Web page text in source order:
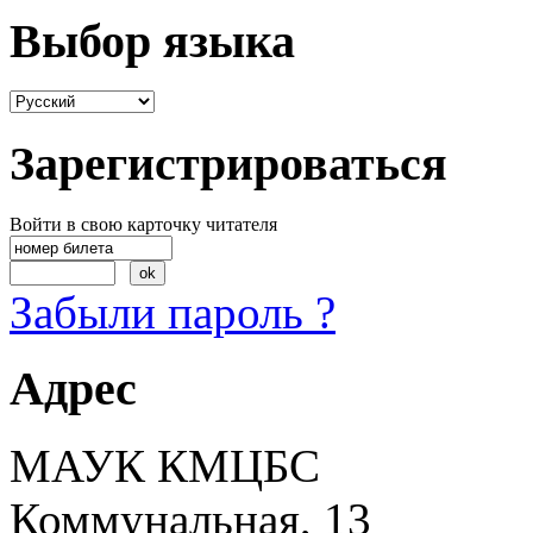
Выбор языка
Зарегистрироваться
Войти в свою карточку читателя
Забыли пароль ?
Адрес
МАУК КМЦБС
Коммунальная, 13